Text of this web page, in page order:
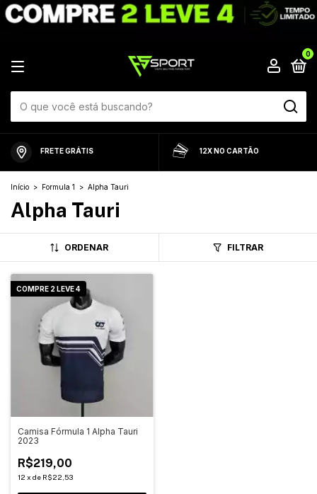
0
FRETE GRÁTIS 12X NO CARTÃO
Início > Formula 1 > Alpha Tauri
Alpha Tauri
ORDENAR FILTRAR
COMPRE 2 LEVE 4
Camisa Fórmula 1 Alpha Tauri
2023
R$219,00
12 x de R$22,53